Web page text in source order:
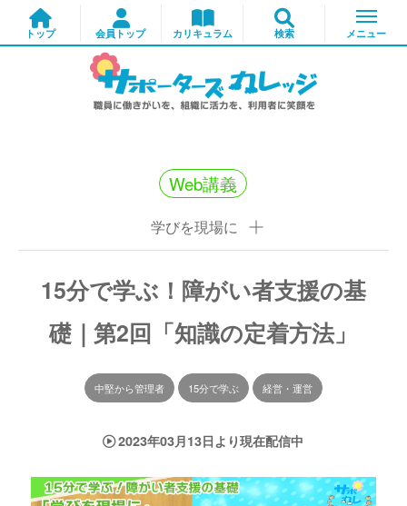
Web講義
学びを現場に
15分で学ぶ！障がい者支援の基
礎｜第2回「知識の定着方法」
中堅から管理者 15分で学ぶ 経営・運営
2023年03月13日より現在配信中